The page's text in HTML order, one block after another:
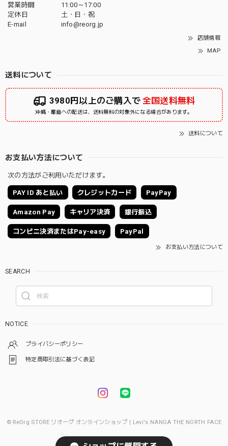
営業時間
11:00～17:00
定休日
土・日・祝
E-mail
info@reorg.jp
店舗情報
MAP
送料について
3980円以上のご購入で 全国送料無料
沖縄・離島への配送は、送料無料の対象外になる場合があります。
送料について
お支払い方法について
次の方法がご利用いただけます。
PAY ID あと払い クレジットカード PayPay
Amazon Pay キャリア決済 銀行振込
コンビニ決済またはPay-easy PayPal
お支払い方法について
SEARCH
NOTICE
プライバシーポリシー
特定商取引法に基づく表記
© ReOrg STORE リオーグ オンラインショップ | Levi's NANGA THE NORTH FACE